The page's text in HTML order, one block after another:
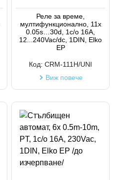
Реле за време,
мултифункционално, 11x
0.05s…30d, 1c/o 16A,
12...240Vac/dc, 1DIN, Elko
EP
Код: CRM-111H/UNI
Виж повече